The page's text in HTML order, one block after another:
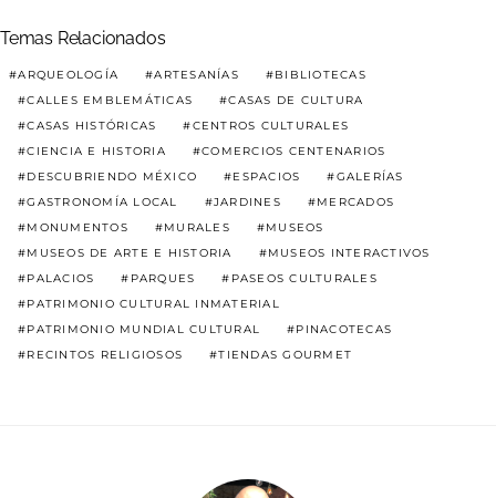
Temas Relacionados
ARQUEOLOGÍA ARTESANÍAS
BIBLIOTECAS
CALLES EMBLEMÁTICAS
CASAS DE CULTURA
CASAS HISTÓRICAS
CENTROS CULTURALES
CIENCIA E HISTORIA
COMERCIOS CENTENARIOS
DESCUBRIENDO MÉXICO
ESPACIOS
GALERÍAS
GASTRONOMÍA LOCAL
JARDINES
MERCADOS
MONUMENTOS
MURALES
MUSEOS
MUSEOS DE ARTE E HISTORIA
MUSEOS INTERACTIVOS
PALACIOS
PARQUES
PASEOS CULTURALES
PATRIMONIO CULTURAL INMATERIAL
PATRIMONIO MUNDIAL CULTURAL
PINACOTECAS
RECINTOS RELIGIOSOS
TIENDAS GOURMET